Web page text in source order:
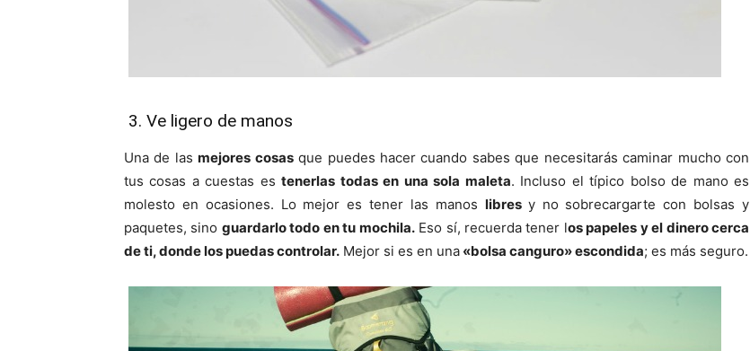
3. Ve ligero de manos
Una de lasmejores cosasque puedes hacer cuando sabes que necesitarás caminar mucho con
tus cosas a cuestas estenerlas todas en una sola maleta. Incluso el típico bolso de mano es
molesto en ocasiones. Lo mejor es tener las manos libres y no sobrecargarte con bolsas y
paquetes, sino guardarlo todo en tu mochila.Eso sí, recuerda tener los papeles y el dinero cerca
de ti, donde los puedas controlar. Mejor si es en una «bolsa canguro» escondida; es más seguro.